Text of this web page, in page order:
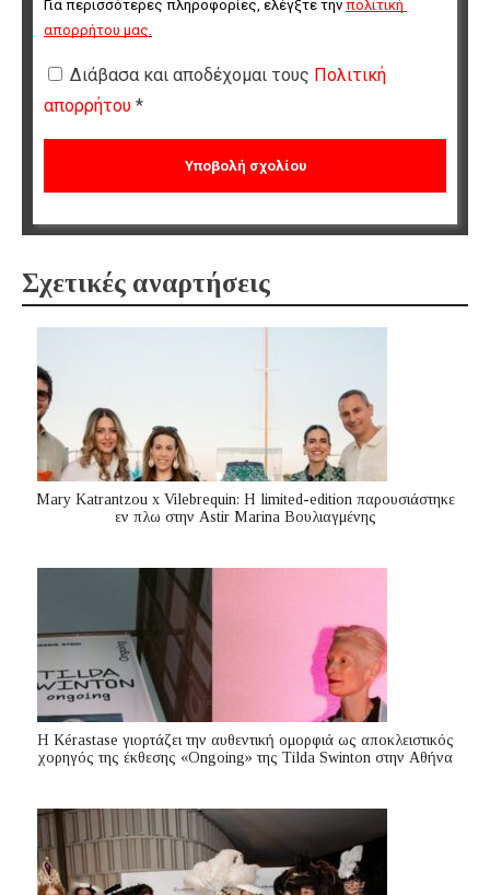
Για περισσότερες πληροφορίες, ελέγξτε την πολιτική
απορρήτου μας.
Διάβασα και αποδέχομαι τους Πολιτική
απορρήτου *
Σχετικές αναρτήσεις
Mary Katrantzou x Vilebrequin: Η limited-edition παρουσιάστηκε
εν πλω στην Astir Marina Βουλιαγμένης
Η Kérastase γιορτάζει την αυθεντική ομορφιά ως αποκλειστικός
χορηγός της έκθεσης «Ongoing» της Tilda Swinton στην Αθήνα